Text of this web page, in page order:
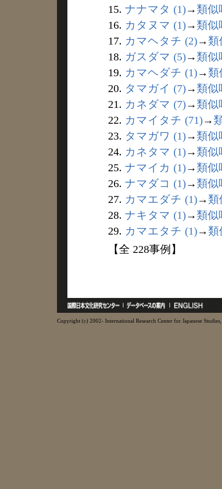
15. ナナマタ (1)→ 類似
16. カタヌマ (1)→ 類似
17. カマヘタチ (2)→ 類
18. ガスダマ (5)→ 類似
19. カマヘダチ (1)→ 類
20. タマガイ (7)→ 類似
21. カネダマ (7)→ 類似
22. カマイタチ (71)→
23. タマガワ (1)→ 類似
24. カネタマ (1)→ 類似
25. ナマイカ (1)→ 類似
26. ナマダコ (1)→ 類似
27. カマエダチ (1)→ 類
28. ナキタマ (1)→ 類似
29. カマエタチ (1)→ 類
【全 228事例】
Copyright (c) 2002- International Research Center for Japanese